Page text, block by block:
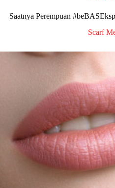
Saatnya Perempuan
Scarf